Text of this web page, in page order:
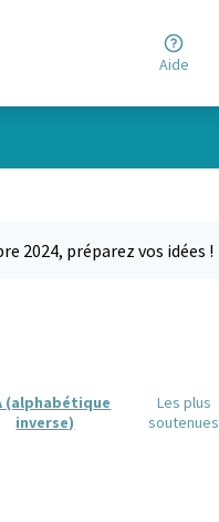
Aide
2024, préparez vos idées !
(alphabétique
inverse)
Les plus
soutenues